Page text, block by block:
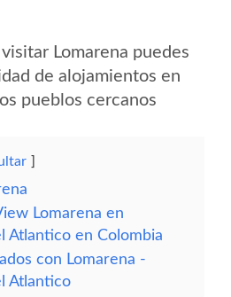
Lomarena puedes
de alojamientos en
pueblos cercanos
Lomarena en
Atlantico en Colombia
con Lomarena -
Atlantico